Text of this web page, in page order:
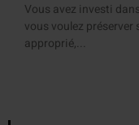
Vous avez investi
vous voulez
approprié,...